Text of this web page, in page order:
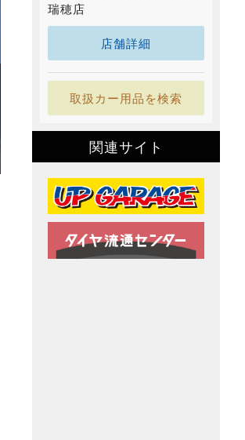
瑞穂店
店舗詳細
取扱カー用品を検索
関連サイト